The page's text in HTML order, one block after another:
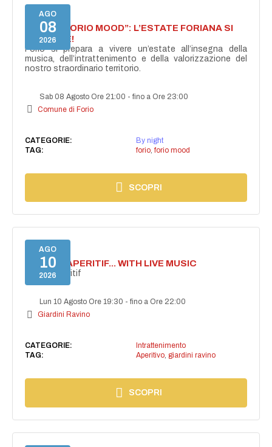
AGO
08
2026
NASCE “FORIO MOOD”: L’ESTATE FORIANA SI
ACCENDE!
Forio si prepara a vivere un’estate all’insegna della
musica, dell’intrattenimento e della valorizzazione del
nostro straordinario territorio.
Sab 08 Agosto Ore 21:00 -fino a Ore 23:00
Comune di Forio
CATEGORIE:
By night
TAG:
forio, forio mood
SCOPRI
AGO
10
2026
SECRET APERITIF... WITH LIVE MUSIC
Secret aperitif
Lun 10 Agosto Ore 19:30 -fino a Ore 22:00
Giardini Ravino
CATEGORIE:
Intrattenimento
TAG:
Aperitivo, giardini ravino
SCOPRI